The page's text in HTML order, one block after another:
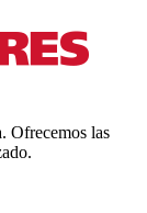
Ofrecemos las